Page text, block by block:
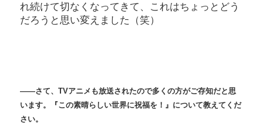
れ続けて切なくなってきて、これはちょっとどう
だろうと思い変えました（笑）
――さて、TVアニメも放送されたので多くの方がご存知だと思
います。『この素晴らしい世界に祝福を！』について教えてくだ
さい。